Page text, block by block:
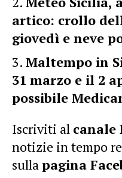
artico: crollo
giovedì e neve
Maltempo in
31 marzo e il 2
possibile
Iscriviti al canale
notizie in tempo
sullapagina